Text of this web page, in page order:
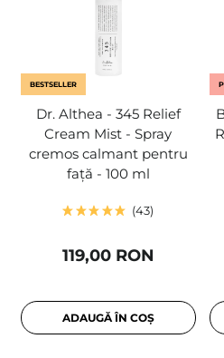
BESTSELLER
Dr. Althea - 345 Relief
Cream Mist - Spray
cremos calmant pentru
față - 100 ml
43
119,00 RON
ADAUGĂ ÎN COȘ